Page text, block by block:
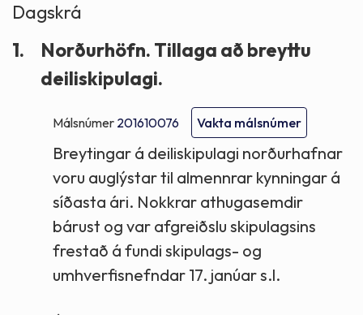
Dagskrá
1.
Norðurhöfn. Tillaga að breyttu
deiliskipulagi.
Málsnúmer 201610076 Vakta málsnúmer
Breytingar á deiliskipulagi norðurhafnar
voru auglýstar til almennrar kynningar á
síðasta ári. Nokkrar athugasemdir
bárust og var afgreiðslu skipulagsins
frestað á fundi skipulags- og
umhverfisnefndar 17. janúar s.l.